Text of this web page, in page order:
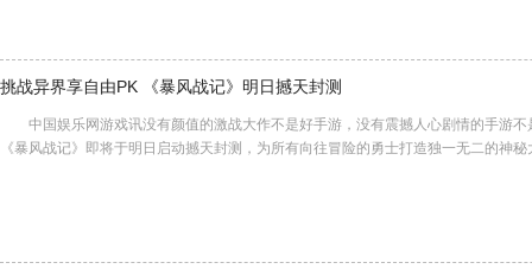
挑战异界享自由PK 《暴风战记》明日撼天封测
中国娱乐网游戏讯没有颜值的激战大作不是好手游，没有震撼人心剧情的手游不
《暴风战记》即将于明日启动撼天封测，为所有向往冒险的勇士打造独一无二的神